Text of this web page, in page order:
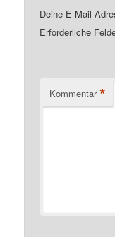
Deine E-Mail-
Erforderliche
Kommentar *